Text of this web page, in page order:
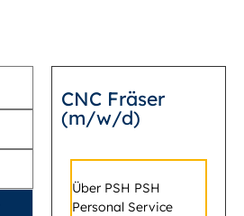
CNC Fräser
(m/w/d)
Über PSH PSH
Personal Service